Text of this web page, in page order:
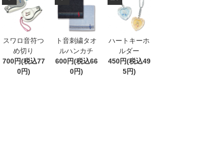
スワロ音符つ
め切り
700円(税込77
0円)
ト音刺繍タオ
ルハンカチ
600円(税込66
0円)
ハートキーホ
ルダー
450円(税込49
5円)